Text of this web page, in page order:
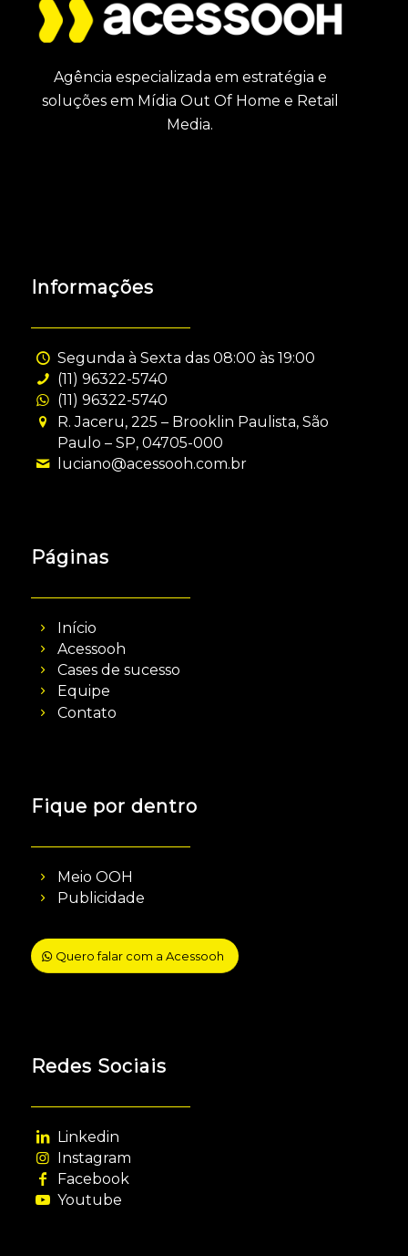
Agência especializada em estratégia e
soluções em Mídia Out Of Home e Retail
Media.
Informações
Segunda à Sexta das 08:00 às 19:00
(11) 96322-5740
(11) 96322-5740
R. Jaceru, 225 – Brooklin Paulista, São
Paulo – SP, 04705-000
luciano@acessooh.com.br
Páginas
Início
Acessooh
Cases de sucesso
Equipe
Contato
Fique por dentro
Meio OOH
Publicidade
Quero falar com a Acessooh
Redes Sociais
Linkedin
Instagram
Facebook
Youtube